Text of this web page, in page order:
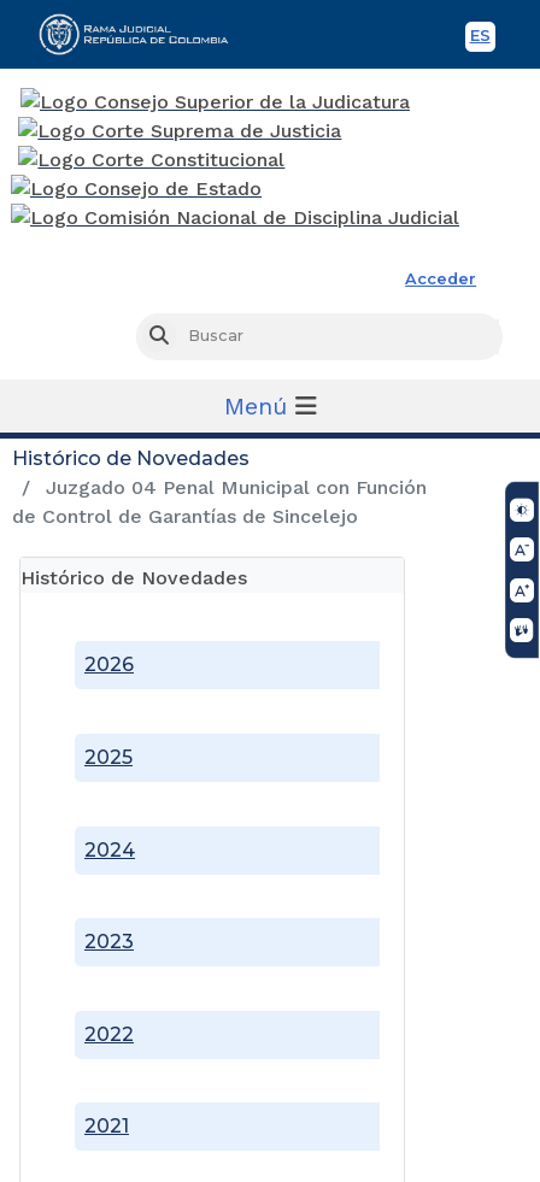
ES
Acceder
Buscar
Menú
Histórico de Novedades
Juzgado 04 Penal Municipal con Función
de Control de Garantías de Sincelejo
Histórico de Novedades
2021
2022
2023
2024
2025
2026